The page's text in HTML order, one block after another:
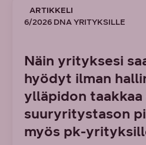
ARTIKKELI
6/2026 DNA YRITYKSILLE
Näin yrityksesi
hyödyt ilman
ylläpidon taakkaa
suuryritystason
myös pk-